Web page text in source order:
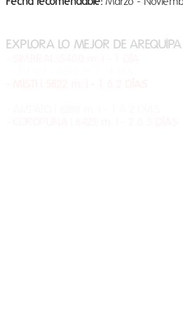
EXPLORA LO MEJOR DE